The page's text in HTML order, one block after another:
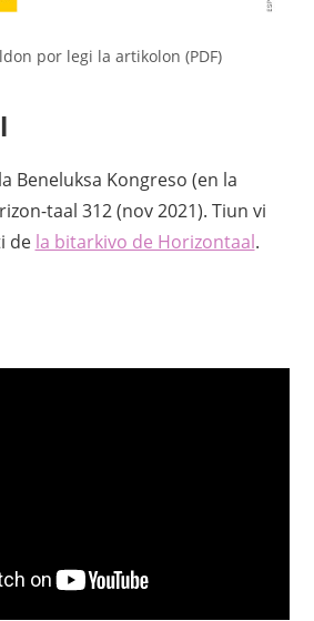
por legi la artikolon (PDF)
Beneluksa Kongreso (en la
taal 312 (nov 2021). Tiun vi
de la bitarkivo de Horizontaal.